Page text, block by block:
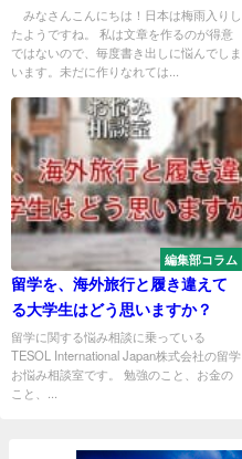
方法
みなさんこんにちは！日本は梅雨入りし
たようですね。 私は文章を作るのが得意
ではないので、毎度書き出しに悩んでしま
います。未だに作りなれては...
編集部コラム
留学を、海外旅行と履き違えて
る大学生はどう思いますか？
留学に関する悩み相談に乗っている
TESOL International Japan株式会社の留学
お悩み相談室です。 勉強のこと、お金の
こと、...